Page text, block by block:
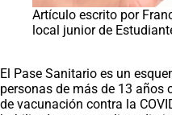
Artículo escrito por
local junior de
El Pase Sanitario es un
personas de más de 13 años
de vacunación contra la